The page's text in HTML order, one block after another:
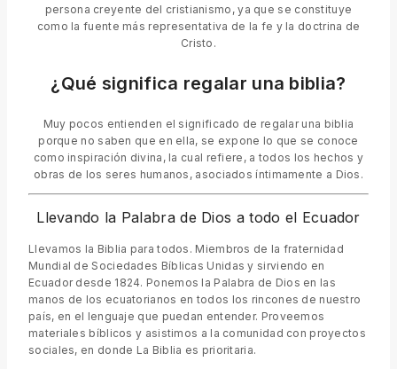
persona creyente del cristianismo, ya que se constituye
como la fuente más representativa de la fe y la doctrina de
Cristo.
¿Qué significa regalar una biblia?
Muy pocos entienden el significado de regalar una biblia
porque no saben que en ella, se expone lo que se conoce
como inspiración divina, la cual refiere, a todos los hechos y
obras de los seres humanos, asociados íntimamente a Dios.
Llevando la Palabra de Dios a todo el Ecuador
Llevamos la Biblia para todos. Miembros de la fraternidad
Mundial de Sociedades Bíblicas Unidas y sirviendo en
Ecuador desde 1824. Ponemos la Palabra de Dios en las
manos de los ecuatorianos en todos los rincones de nuestro
país, en el lenguaje que puedan entender. Proveemos
materiales bíblicos y asistimos a la comunidad con proyectos
sociales, en donde La Biblia es prioritaria.